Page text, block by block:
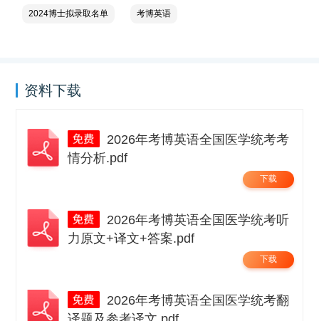
2024博士拟录取名单 考博英语
资料下载
情分析.pdf
下载
力原文+译文+答案.pdf
下载